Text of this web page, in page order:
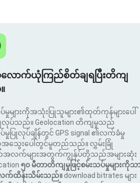
ာက်ယုံကြည်စိတ်ချရပြီးတိကျ
မှုများကိုအသုံးပြုသူများ၏ထုတ်ကုန်များပေါ်
ပ်သည်။ Geolocation တိကျမှုသည်
မှုပြုလုပ်ချိန်တွင် GPS signal ၏လက်ခံမှု
သွေးပေါ်တွင်မူတည်သည်။ လွှမ်းခြုံ
အလက်များအတွက်ကျွန်ုပ်တို့သည်အများဆုံး
၅၀ မီတာတိကျမှုဖြင့်စမ်းသပ်မှုများကိုသ
ထိန်းသိမ်းသည်။ download bitrates များ